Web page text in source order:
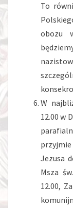
To
obozu
W
12.00 w
Jezusa
Msza
12.00,